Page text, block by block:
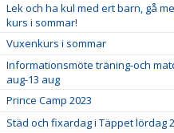
Lek och ha kul med ert barn, gå
kurs i sommar!
Vuxenkurs i sommar
Informationsmöte träning-och
aug-13 aug
Prince Camp 2023
Städ och fixardag i Täppet lördag